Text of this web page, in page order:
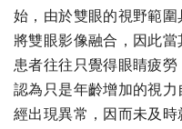
始，由於雙眼的視野範
將雙眼影像融合，因此當
患者往往只覺得眼睛疲
認為只是年齡增加的視
經出現異常，因而未及時